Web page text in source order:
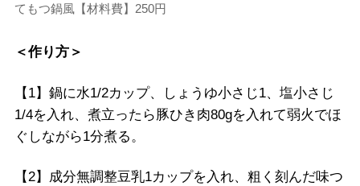
てもつ鍋風【材料費】250円
＜作り方＞
【1】鍋に水1/2カップ、しょうゆ小さじ1、塩小さじ
1/4を入れ、煮立ったら豚ひき肉80gを入れて弱火でほ
ぐしながら1分煮る。
【2】成分無調整豆乳1カップを入れ、粗く刻んだ味つ